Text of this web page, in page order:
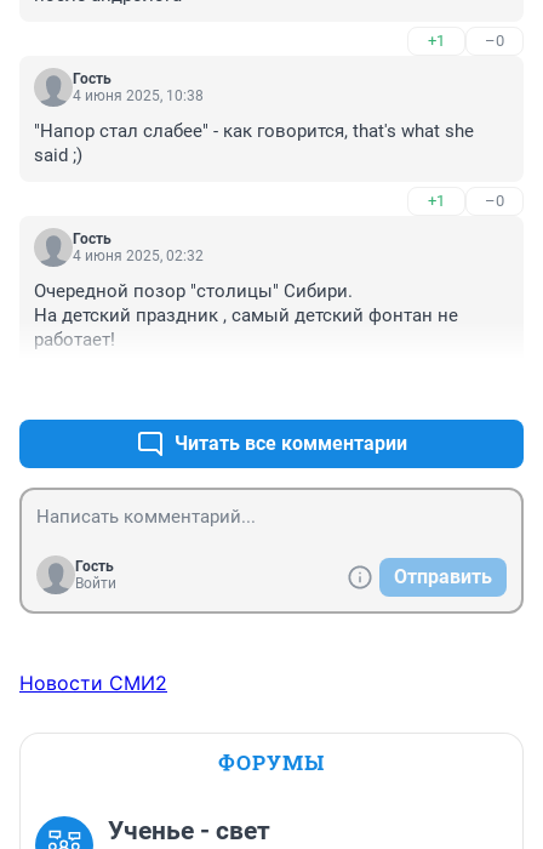
+1 –0
Гость
4 июня 2025, 10:38
"Напор стал слабее" - как говорится, that's what she
said ;)
+1 –0
Гость
4 июня 2025, 02:32
Очередной позор "столицы" Сибири.
На детский праздник , самый детский фонтан не
работает!
Читать все комментарии
Гость
Войти
Отправить
Новости СМИ2
ФОРУМЫ
Ученье - свет